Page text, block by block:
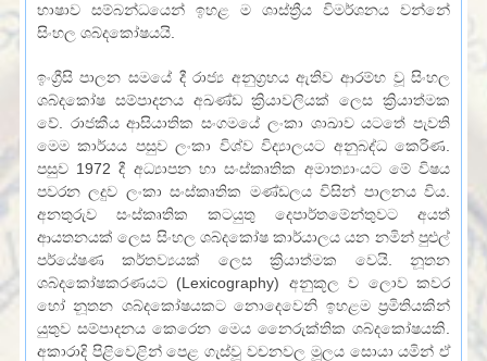
භාෂාව සම්බන්ධයෙන් ඉහළ ම ශාස්ත්‍රීය විමර්ශනය වන්නේ
සිංහල ශබ්දකෝෂයයි.
ඉංග්‍රීසි පාලන සමයේ දී රාජ්‍ය අනුග්‍රහය ඇතිව ආරම්භ වූ සිංහල
ශබ්දකෝෂ සම්පාදනය අඛණ්ඩ ක්‍රියාවලියක් ලෙස ක්‍රියාත්මක
වේ. රාජකීය ආසියාතික සංගමයේ ලංකා ශාඛාව යටතේ පැවති
මෙම කාර්යය පසුව ලංකා විශ්ව විද්‍යාලයට අනුබද්ධ කෙරිණ.
පසුව 1972 දී අධ්‍යාපන හා සංස්කෘතික අමාත්‍යාංයට මේ විෂය
පවරන ලදුව ලංකා සංස්කෘතික මණ්ඩලය විසින් පාලනය විය.
අනතුරුව සංස්කෘතික කටයුතු දෙපාර්තමේන්තුවට අයත්
ආයතනයක් ලෙස සිංහල ශබ්දකෝෂ කාර්යාලය යන නමින් පුළුල්
පර්යේෂණ කර්තව්‍යයක් ලෙස ක්‍රියාත්මක වෙයි. නූතන
ශබ්දකෝෂකරණයට (Lexicography) අනුකූල ව ලොව කවර
හෝ නූතන ශබ්දකෝෂයකට නොදෙවෙනි ඉහළම ප්‍රමිතියකින්
යුතුව සම්පාදනය කෙරෙන මෙය නෛරුක්තික ශබ්දකෝෂයකි.
අකාරාදි පිළිවෙළින් පෙළ ගැස්වූ වචනවල මූලය සොයා යමින් ඒ